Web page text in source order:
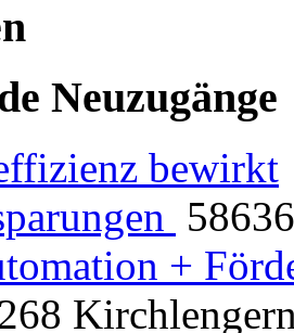
Neuzugänge
bewirkt
+